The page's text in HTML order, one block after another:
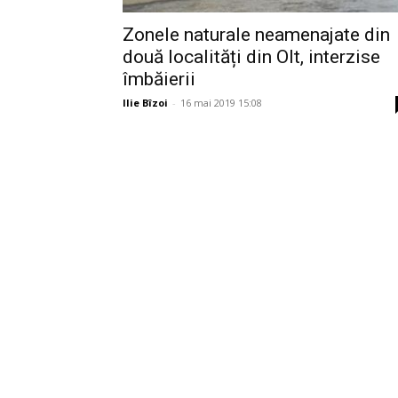
Zonele naturale neamenajate din
două localități din Olt, interzise
îmbăierii
Ilie Bîzoi - 16 mai 2019 15:08